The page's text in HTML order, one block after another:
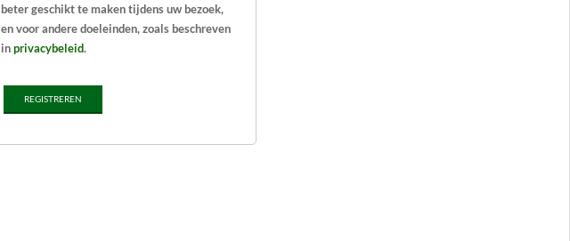
beter geschikt te maken tijdens uw bezoek,
en voor andere doeleinden, zoals beschreven
inprivacybeleid.
REGISTREREN